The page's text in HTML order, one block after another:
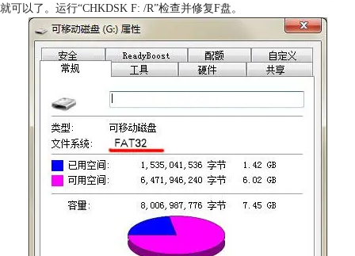
就可以了。运行“CHKDSK F: /R”检查并修复F盘。